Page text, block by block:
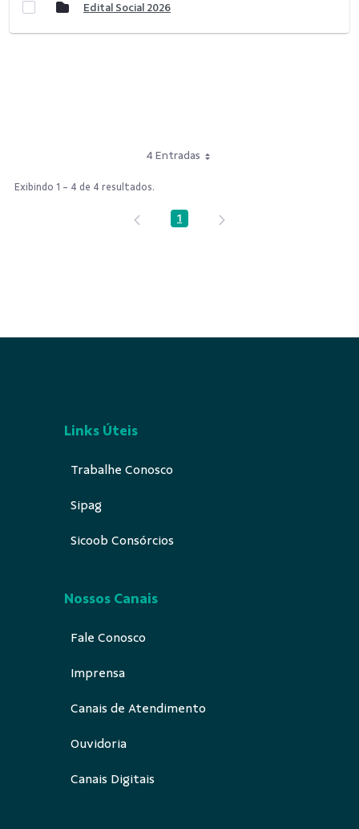
Edital Social 2026
4 Entradas
Exibindo 1 - 4 de 4 resultados.
Página
1
Links Úteis
Trabalhe Conosco
Sipag
Sicoob Consórcios
Nossos Canais
Fale Conosco
Imprensa
Canais de Atendimento
Ouvidoria
Canais Digitais